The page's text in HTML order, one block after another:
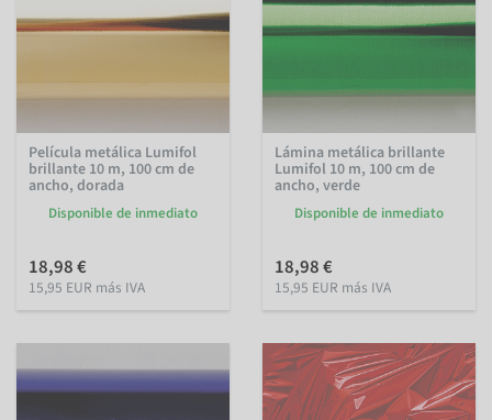
Película metálica Lumifol
brillante 10 m, 100 cm de
ancho, dorada
Disponible de inmediato
18,98 €
15,95 EUR más IVA
Lámina metálica brillante
Lumifol 10 m, 100 cm de
ancho, verde
Disponible de inmediato
18,98 €
15,95 EUR más IVA